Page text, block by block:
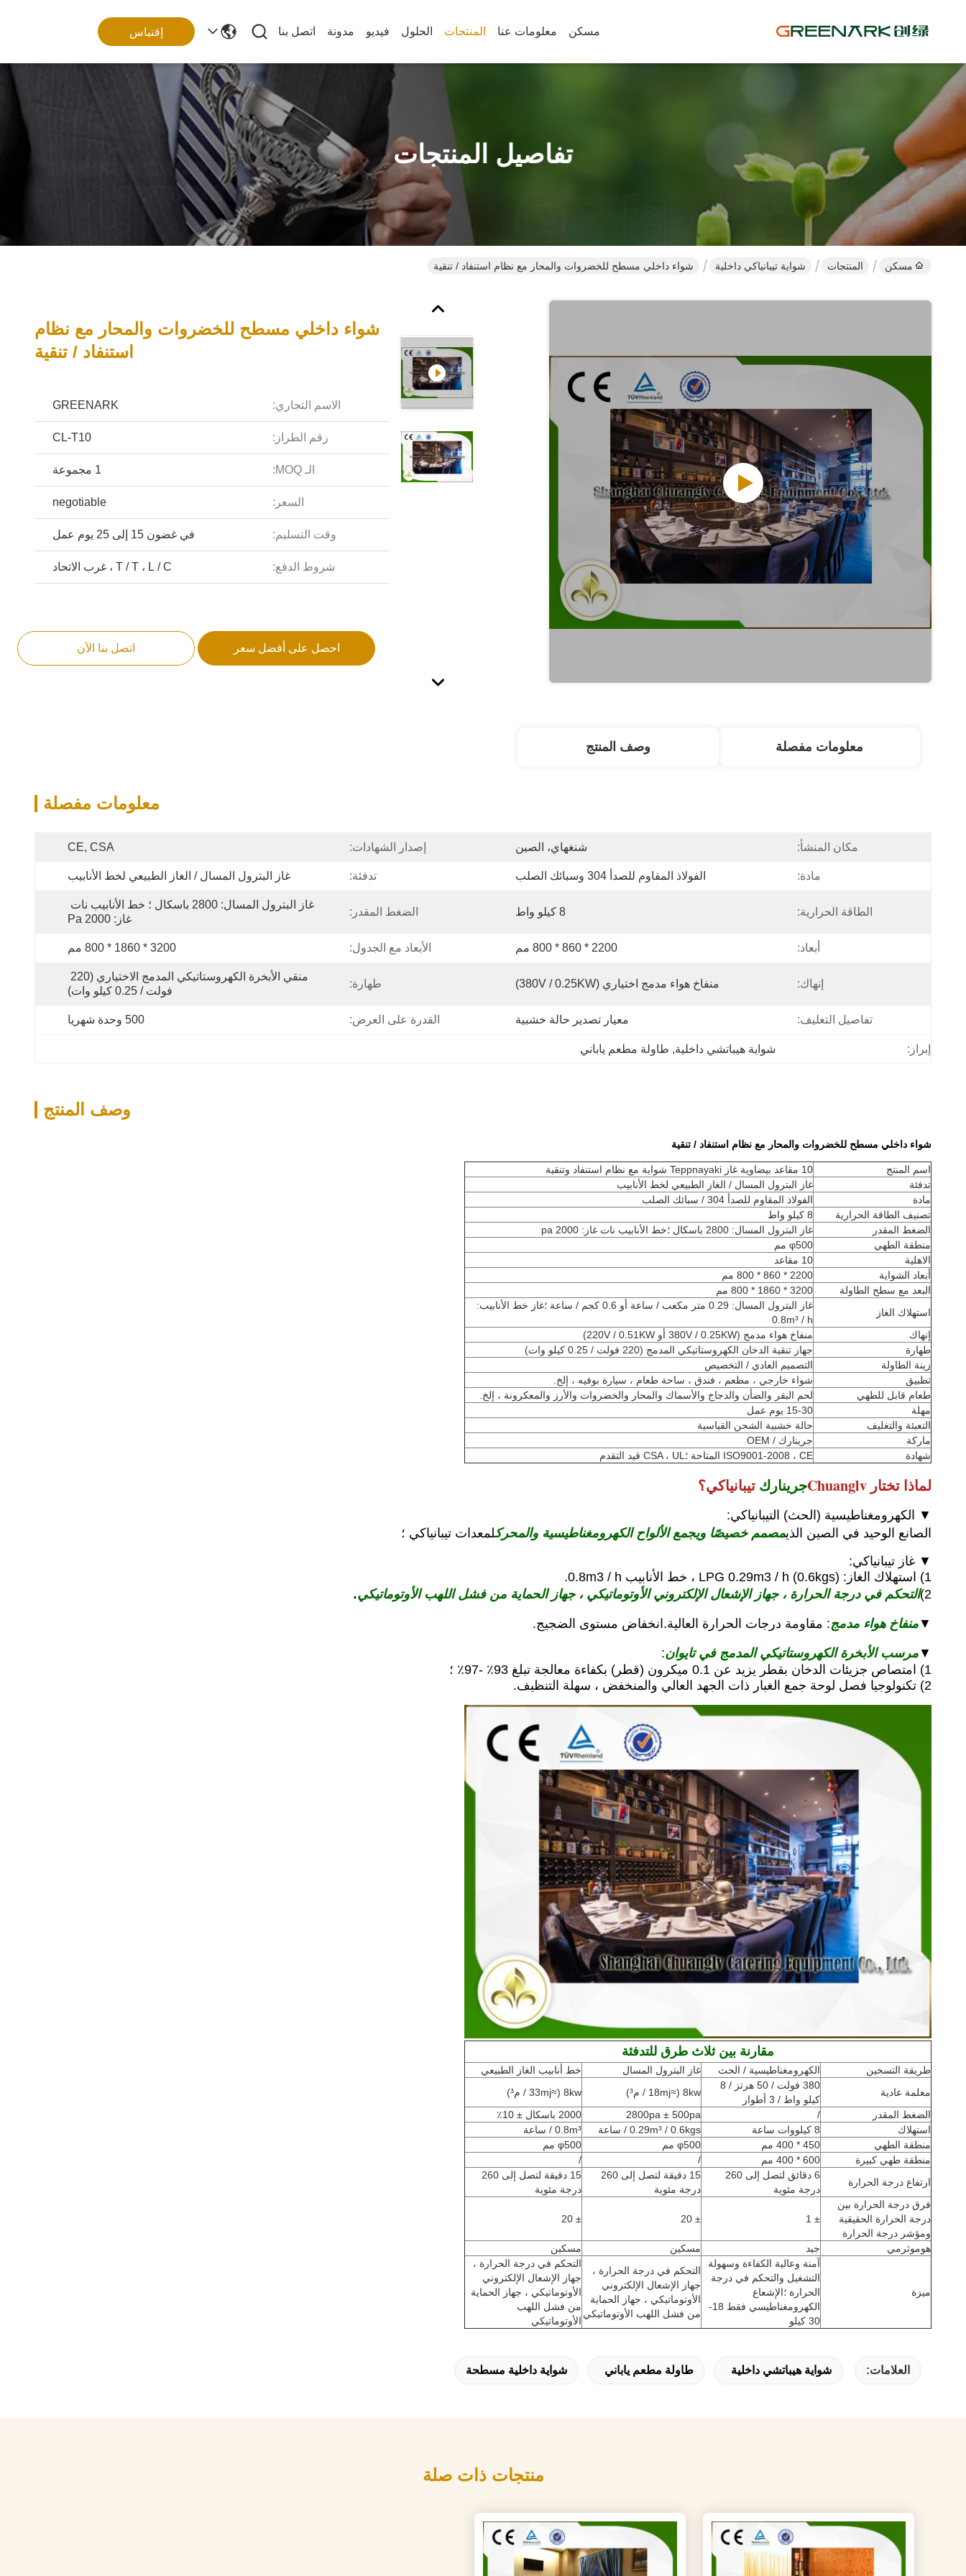
مسكن معلومات عنا المنتجات الحلول فيديو مدونة اتصل بنا إقتباس
تفاصيل المنتجات
مسكن المنتجات شواية تيبانياكي داخلية شواء داخلي مسطح للخضروات والمحار مع نظام استنفاد / تنقية
شواء داخلي مسطح للخضروات والمحار مع نظام
استنفاد / تنقية
الاسم التجاري: GREENARK
رقم الطراز: CL-T10
الـ MOQ: 1 مجموعة
السعر: negotiable
وقت التسليم: في غضون 15 إلى 25 يوم عمل
شروط الدفع: T / T ، L / C ، غرب الاتحاد
احصل على أفضل سعر اتصل بنا الآن
معلومات مفصلة وصف المنتج
معلومات مفصلة
مكان المنشأ: شنغهاي، الصين إصدار الشهادات: CE, CSA
مادة: الفولاذ المقاوم للصدأ 304 وسبائك الصلب تدفئة: غاز البترول المسال / الغاز الطبيعي لخط الأنابيب
الطاقة الحرارية: 8 كيلو واط الضغط المقدر:
غاز: 2000 Pa
أبعاد: 2200 * 860 * 800 مم الأبعاد مع الجدول: 3200 * 1860 * 800 مم
إنهاك: منفاخ هواء مدمج اختياري (380V / 0.25KW) طهارة:
فولت / 0.25 كيلو وات)
تفاصيل التغليف: معيار تصدير حالة خشبية القدرة على العرض: 500 وحدة شهريا
إبراز: شواية هيباتشي داخلية, طاولة مطعم ياباني
وصف المنتج
شواء داخلي مسطح للخضروات والمحار مع نظام استنفاد / تنقية
اسم المنتج
10 مقاعد بيضاوية غاز Teppnayaki شواية مع نظام استنفاد وتنقية
تدفئة
غاز البترول المسال / الغاز الطبيعي لخط الأنابيب
مادة
الفولاذ المقاوم للصدأ 304 / سبائك الصلب
تصنيف الطاقة الحرارية
8 كيلو واط
الضغط المقدر
غاز البترول المسال: 2800 باسكال ؛خط الأنابيب نات غاز: 2000 pa
منطقة الطهي
φ500 مم
الاهلية
10 مقاعد
أبعاد الشواية
2200 * 860 * 800 مم
البعد مع سطح الطاولة
3200 * 1860 * 800 مم
استهلاك الغاز
غاز البترول المسال: 0.29 متر مكعب / ساعة أو 0.6 كجم / ساعة ؛غاز خط الأنابيب:
0.8m³ / h
إنهاك
منفاخ هواء مدمج (380V / 0.25KW أو 220V / 0.51KW)
طهارة
جهاز تنقية الدخان الكهروستاتيكي المدمج (220 فولت / 0.25 كيلو وات)
زينة الطاولة
التصميم العادي / التخصيص
تطبيق
شواء خارجي ، مطعم ، فندق ، ساحة طعام ، سيارة بوفيه ، إلخ.
طعام قابل للطهي
لحم البقر والضأن والدجاج والأسماك والمحار والخضروات والأرز والمعكرونة ، إلخ.
مهلة
15-30 يوم عمل
التعبئة والتغليف
حالة خشبية الشحن القياسية
ماركة
جرينارك / OEM
شهادة
ISO9001-2008 ، CE المتاحة ؛CSA ، UL قيد التقدم
لماذا تختار Chuanglv جرينارك تيبانياكي؟
▼ الكهرومغناطيسية (الحث) التيبانياكي:
الصانع الوحيد في الصين الذيمصمم خصيصًا ويجمع الألواح الكهرومغناطيسية والمحركلمعدات تيبانياكي ؛
▼ غاز تيبانياكي:
1) استهلاك الغاز: LPG 0.29m3 / h (0.6kgs) ، خط الأنابيب 0.8m3 / h.
2) التحكم في درجة الحرارة ، جهاز الإشعال الإلكتروني الأوتوماتيكي ، جهاز الحماية من فشل اللهب الأوتوماتيكي.
▼منفاخ هواء مدمج: مقاومة درجات الحرارة العالية.انخفاض مستوى الضجيج.
▼مرسب الأبخرة الكهروستاتيكي المدمج في تايوان:
1) امتصاص جزيئات الدخان بقطر يزيد عن 0.1 ميكرون (قطر) بكفاءة معالجة تبلغ 93٪ -97٪ ؛
2) تكنولوجيا فصل لوحة جمع الغبار ذات الجهد العالي والمنخفض ، سهلة التنظيف.
مقارنة بين ثلاث طرق للتدفئة
طريقة التسخين الكهرومغناطيسية / الحث غاز البترول المسال
خط أنابيب الغاز الطبيعي
معلمة عادية
380 فولت / 50 هرتز / 8
كيلو واط / 3 أطوار
8kw (≈18mj / م³)
8kw (≈33mj / م³)
الضغط المقدر
/
2800pa ± 500pa
2000 باسكال ± 10٪
استهلاك
8 كيلووات ساعة 0.29m³ / 0.6kgs / ساعة
0.8m³ / ساعة
منطقة الطهي
450 * 400 مم φ500 مم
φ500 مم
منطقة طهي كبيرة
600 * 400 مم /
/
ارتفاع درجة الحرارة
6 دقائق لتصل إلى 260
درجة مئوية
15 دقيقة لتصل إلى 260
درجة مئوية
15 دقيقة لتصل إلى 260
درجة مئوية
فرق درجة الحرارة بين
درجة الحرارة الحقيقية
ومؤشر درجة الحرارة
± 1
± 20
± 20
هوموثرمي جيد مسكين مسكين
ميزة
آمنة وعالية الكفاءة وسهولة
التشغيل والتحكم في درجة
الحرارة ؛الإشعاع
الكهرومغناطيسي فقط 18-
30 كيلو
التحكم في درجة الحرارة ،
جهاز الإشعال الإلكتروني
الأوتوماتيكي ، جهاز الحماية
من فشل اللهب الأوتوماتيكي
التحكم في درجة الحرارة ،
جهاز الإشعال الإلكتروني
الأوتوماتيكي ، جهاز الحماية
من فشل اللهب
الأوتوماتيكي
العلامات: شواية هيباتشي داخلية طاولة مطعم ياباني شواية داخلية مسطحة
منتجات ذات صلة